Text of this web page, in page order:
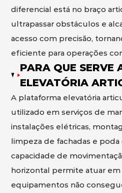
diferencial está no braço
ultrapassar obstáculos e
acesso com precisão,
eficiente para operações
PARA QUE SERVE
ELEVATÓRIA
A plataforma elevatória
utilizado em serviços de
instalações elétricas,
limpeza de fachadas e poda
capacidade de
horizontal permite atuar
equipamentos não